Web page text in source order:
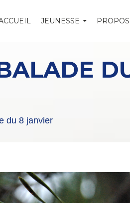
JEUNESSE
du 8 janvier